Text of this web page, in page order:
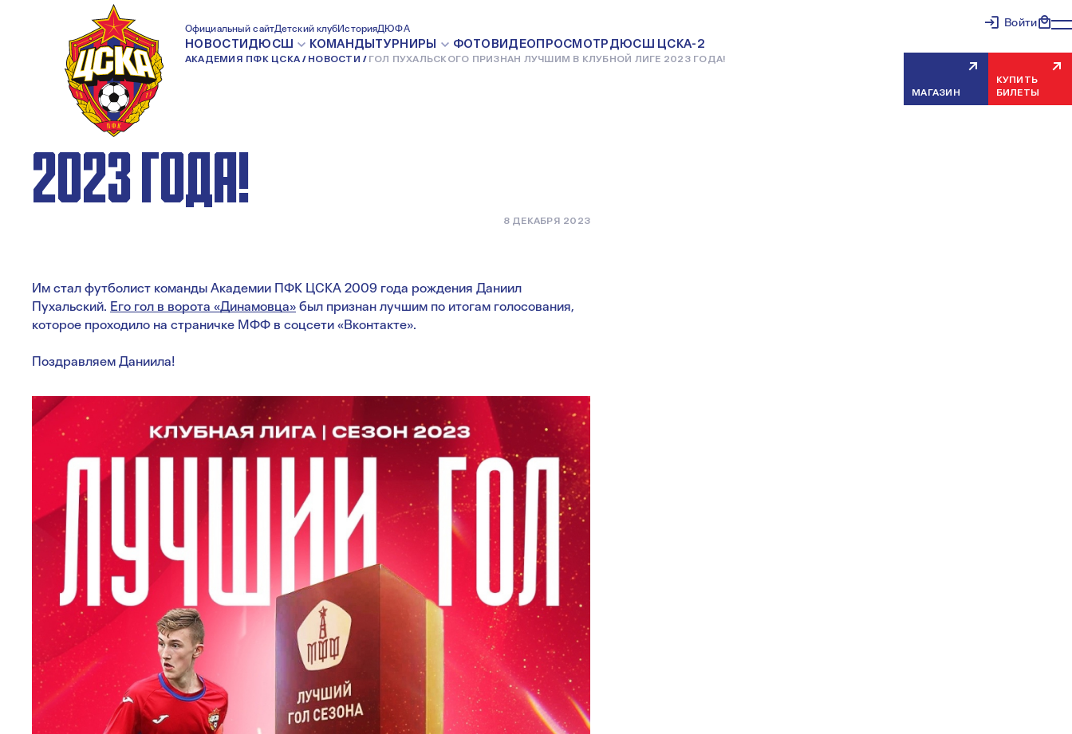
Официальный сайтДетский клубИсторияДЮФА
НОВОСТИДЮСШ КОМАНДЫТУРНИРЫ ФОТОВИДЕОПРОСМОТРДЮСШ ЦСКА-2
АКАДЕМИЯ ПФК ЦСКА НОВОСТИ ГОЛ ПУХАЛЬСКОГО ПРИЗНАН ЛУЧШИМ В КЛУБНОЙ ЛИГЕ 2023 ГОДА!
Войти
МАГАЗИН
КУПИТЬ
БИЛЕТЫ
ГОЛ ПУХАЛЬСКОГО ПРИЗНАН
ЛУЧШИМ В КЛУБНОЙ ЛИГЕ
2023 ГОДА!
8 ДЕКАБРЯ 2023
Им стал футболист команды Академии ПФК ЦСКА 2009 года рождения Даниил
Пухальский. Его гол в ворота «Динамовца» был признан лучшим по итогам голосования,
которое проходило на страничке МФФ в соцсети «Вконтакте».
Поздравляем Даниила!